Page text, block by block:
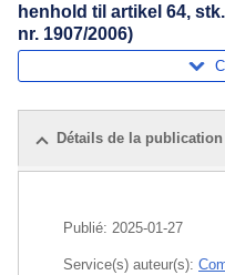
henhold til artikel 64,
nr. 1907/2006)
Détails de la publication
Publié: 2025-01-27
Service(s) auteur(s):